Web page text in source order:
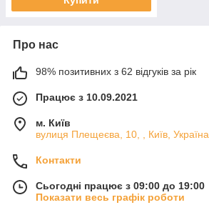
Про нас
98% позитивних з 62 відгуків за рік
Працює з 10.09.2021
м. Київ
вулиця Плещеєва, 10, , Київ, Україна
Контакти
Сьогодні працює з 09:00 до 19:00
Показати весь графік роботи